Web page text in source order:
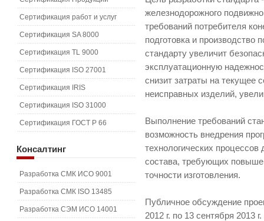
железнодорожного
требований потребителя
подготовка и производство
стандарту увеличит
эксплуатационную
снизит затраты на текущее
неисправных изделий,
Выполнение требований
возможность внедрения
технологических
состава, требующих
точности изготовления.
Публичное обсуждение
2012 г. по 13 сентября 2013 г.
Сертификация работ и услуг
Сертификация SA 8000
Сертификация TL 9000
Сертификация ISO 27001
Сертификация IRIS
Сертификация ISO 31000
Сертификация ГОСТ Р 66
Консалтинг
Разработка СМК ИСО 9001
Разработка СМК ISO 13485
Разработка СЭМ ИСО 14001